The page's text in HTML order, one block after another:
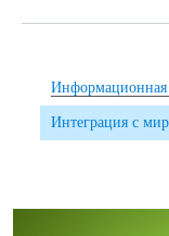
Информационная
Интеграция с